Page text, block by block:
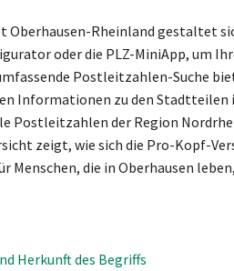
Oberhausen-Rheinland gestaltet
oder die PLZ-MiniApp, um
Postleitzahlen-Suche
Informationen zu den Stadtteilen
Postleitzahlen der Region
zeigt, wie sich die Pro-Kopf-
Menschen, die in Oberhausen
Herkunft des Begriffs